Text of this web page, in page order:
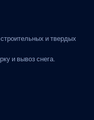
и твердых
и вывоз снега.